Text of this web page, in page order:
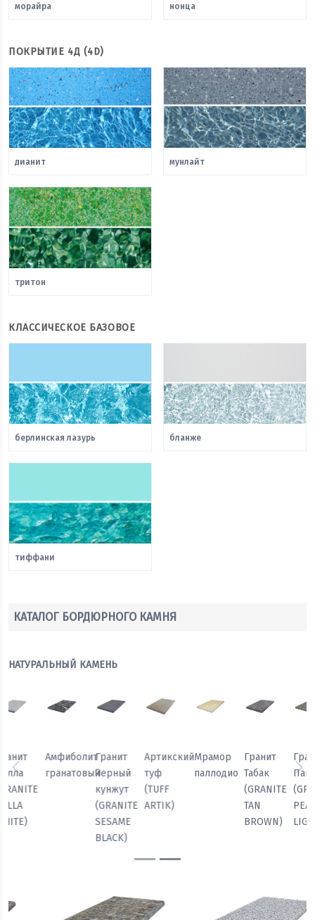
морайра нонца
ПОКРЫТИЕ 4Д (4D)
дианит мунлайт
тритон
КЛАССИЧЕСКОЕ БАЗОВОЕ
берлинская лазурь бланже
тиффани
КАТАЛОГ БОРДЮРНОГО КАМНЯ
НАТУРАЛЬНЫЙ КАМЕНЬ
Мрамор
паллодио
Гранит
Табак
(GRANITE
BROWN)
Гранит
Павлин
(GRANITE
PEACOCK
LIGHT)
Гранит
(GRANITE
BELLA
Амфиболит
гранатовый
Гранит
Черный
кунжут
(GRANITE
SESAME
Предыдущий